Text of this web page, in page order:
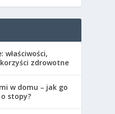
właściwości,
zdrowotne
w domu – jak go
stopy?